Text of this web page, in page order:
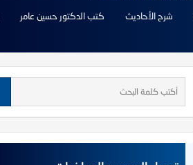
شرح الأحاديث كتب الدكتور حسين عامر